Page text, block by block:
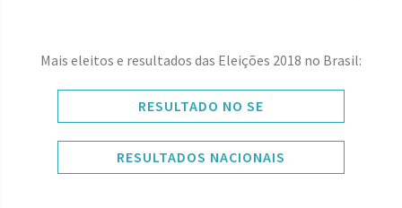
Mais eleitos e resultados das Eleições 2018 no Brasil:
RESULTADO NO SE
RESULTADOS NACIONAIS